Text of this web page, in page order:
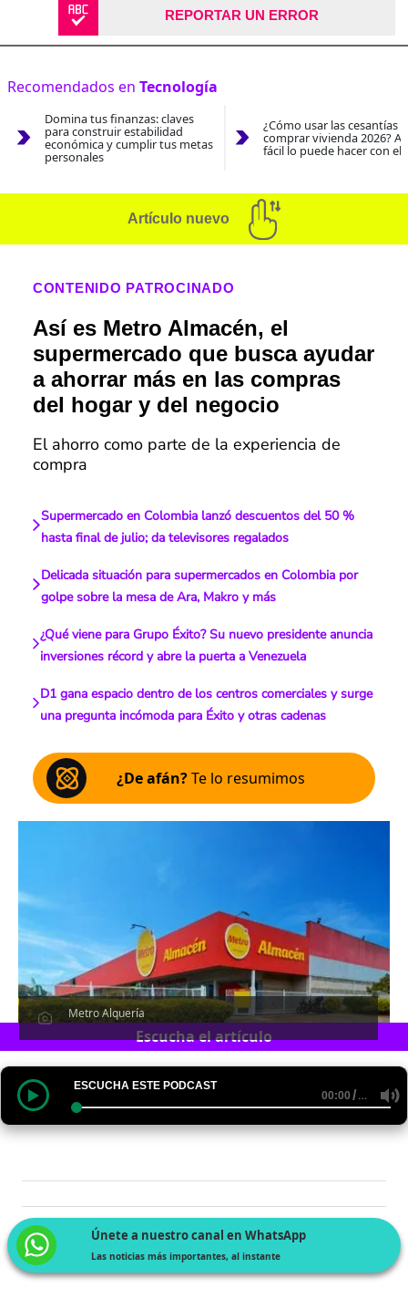
REPORTAR UN ERROR
Recomendados en Tecnología
Domina tus finanzas: claves
para construir estabilidad
económica y cumplir tus metas
personales
¿Cómo usar las cesantías
comprar vivienda 2026?
fácil lo puede hacer con el
Artículo nuevo
CONTENIDO PATROCINADO
Así es Metro Almacén, el
supermercado que busca ayudar
a ahorrar más en las compras
del hogar y del negocio
El ahorro como parte de la experiencia de
compra
Supermercado en Colombia lanzó descuentos del 50 %
hasta final de julio; da televisores regalados
Delicada situación para supermercados en Colombia por
golpe sobre la mesa de Ara, Makro y más
¿Qué viene para Grupo Éxito? Su nuevo presidente anuncia
inversiones récord y abre la puerta a Venezuela
D1 gana espacio dentro de los centros comerciales y surge
una pregunta incómoda para Éxito y otras cadenas
¿De afán?Te lo resumimos
Metro Alquería
Escucha el artículo
ESCUCHA ESTE PODCAST
00:00 /…
Únete a nuestro canal en WhatsApp
Las noticias más importantes, al instante